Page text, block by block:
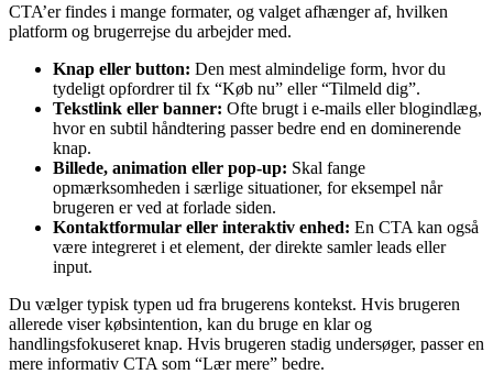
CTA’er findes i mange formater, og valget afhænger af, hvilken
platform og brugerrejse du arbejder med.
Knap eller button: Den mest almindelige form, hvor du
tydeligt opfordrer til fx “Køb nu” eller “Tilmeld dig”.
Tekstlink eller banner: Ofte brugt i e-mails eller blogindlæg,
hvor en subtil håndtering passer bedre end en dominerende
knap.
Billede, animation eller pop-up: Skal fange
opmærksomheden i særlige situationer, for eksempel når
brugeren er ved at forlade siden.
Kontaktformular eller interaktiv enhed: En CTA kan også
være integreret i et element, der direkte samler leads eller
input.
Du vælger typisk typen ud fra brugerens kontekst. Hvis brugeren
allerede viser købsintention, kan du bruge en klar og
handlingsfokuseret knap. Hvis brugeren stadig undersøger, passer en
mere informativ CTA som “Lær mere” bedre.